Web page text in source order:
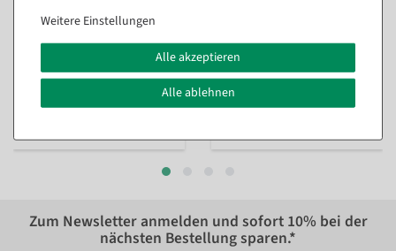
XXL Monstera-Kunstblatt
Sofort versandfähig.
Künstlicher Forsythienzweig
gelb, 95 cm
Sofort versandfähig.
Zum Newsletter anmelden und sofort 10% bei der
nächsten Bestellung sparen.*
Weitere Einstellungen
Alle akzeptieren
Alle ablehnen